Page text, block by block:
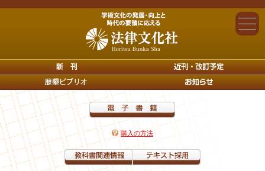
購入の方法